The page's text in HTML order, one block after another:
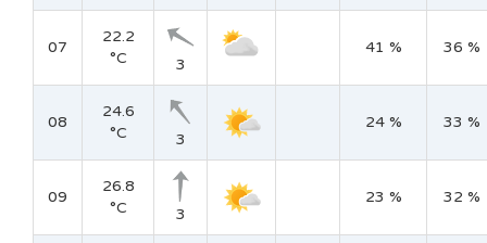
07
22.2
°C
3
41 % 36 %
08
24.6
°C
3
24 % 33 %
09
26.8
°C
3
23 % 32 %